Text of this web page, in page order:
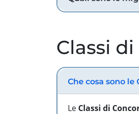
Classi
Che cosa sono le
Le Classi di